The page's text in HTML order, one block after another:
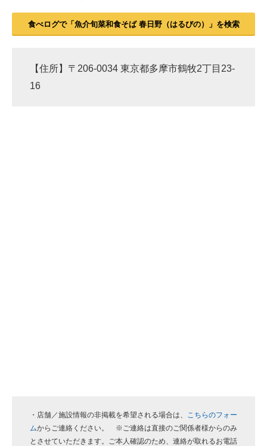
食べログで「魚介旬菜和食そば 春日野（はるびの）」を検索
【住所】〒206-0034 東京都多摩市鶴牧2丁目23-
16
・店舗／施設情報の非掲載を希望される場合は、 こちらのフォー
ムからご連絡ください。 ※ご連絡は直接のご関係者様からのみ
とさせていただきます。ご本人確認のため、連絡が取れるお電話